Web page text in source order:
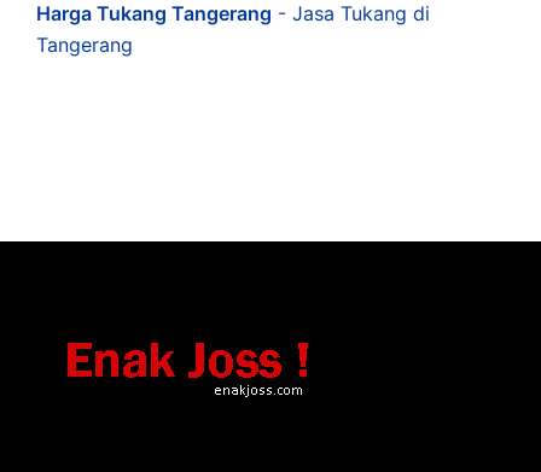
Harga Tukang Tangerang - Jasa Tukang di
Tangerang